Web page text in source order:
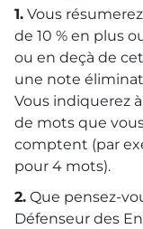
1. Vous
de 10 % en plus
ou en deçà de
une note
Vous indiquerez
de mots que
comptent (par
pour 4 mots).
2. Que pensez-
Défenseur des